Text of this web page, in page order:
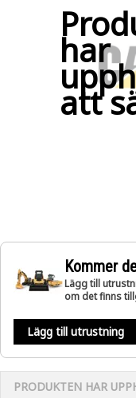
har
att
Kommer
Lägg till
om det finns
Lägg till utrustning
PRODUKTEN HAR